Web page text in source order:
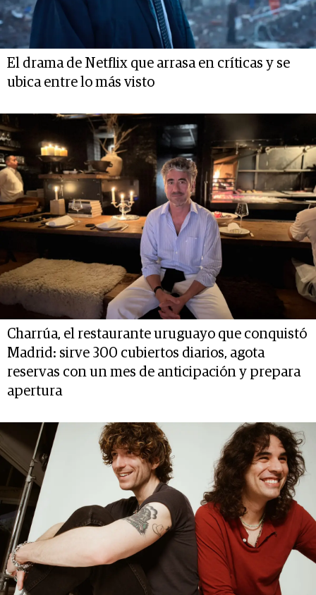
El drama de Netflix que arrasa en críticas y se
ubica entre lo más visto
Charrúa, el restaurante uruguayo que conquistó
Madrid: sirve 300 cubiertos diarios, agota
reservas con un mes de anticipación y prepara
apertura